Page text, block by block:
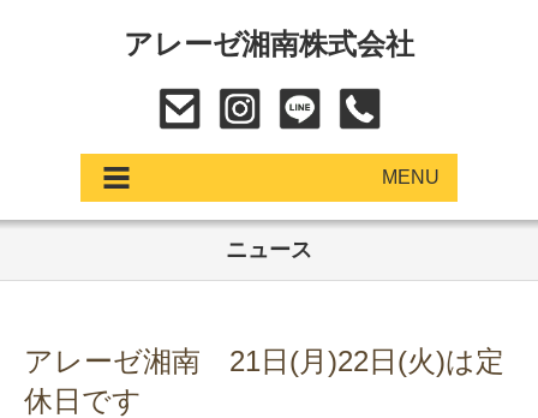
アレーゼ湘南株式会社
MENU
中古車
ニュース
アレーゼ湘南 21日(月)22日(火)は定
休日です